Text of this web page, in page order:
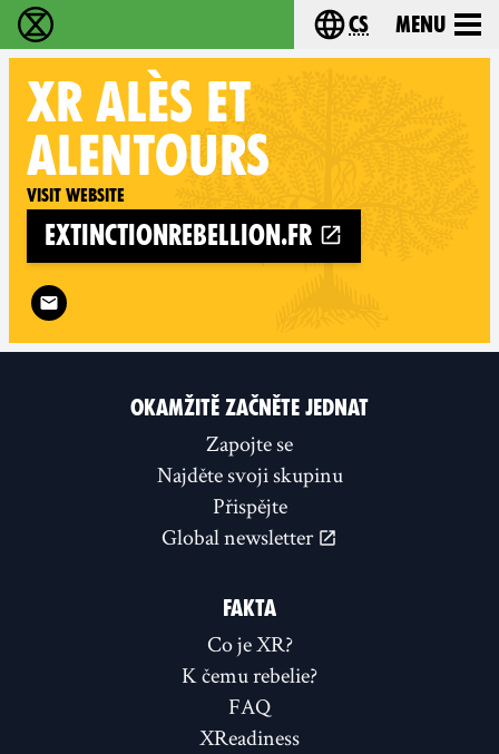
Rebelie proti vyhynutí - Home Choose your
cs Menu
XR ALÈS ET
ALENTOURS
Visit website
extinctionrebellion.fr
Follow XR Alès et alentours on
OKAMŽITĚ ZAČNĚTE JEDNAT
Zapojte se
Najděte svoji skupinu
Přispějte
Global newsletter
FAKTA
Co je XR?
K čemu rebelie?
FAQ
XReadiness